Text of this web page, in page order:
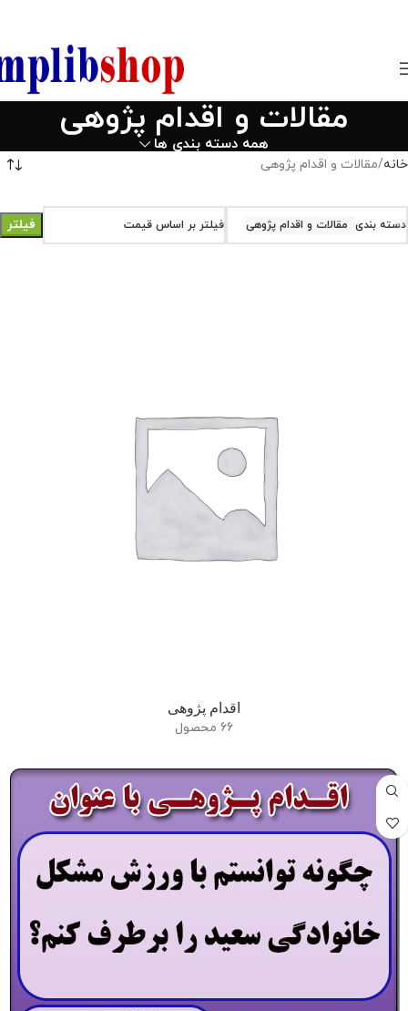
مقالات و اقدام پژوهی
همه دسته بندی ها
خانه مقالات و اقدام پژوهی
دسته بندی مقالات و اقدام پژوهی فیلتر بر اساس قیمت فیلتر
اقدام پژوهی
66 محصول